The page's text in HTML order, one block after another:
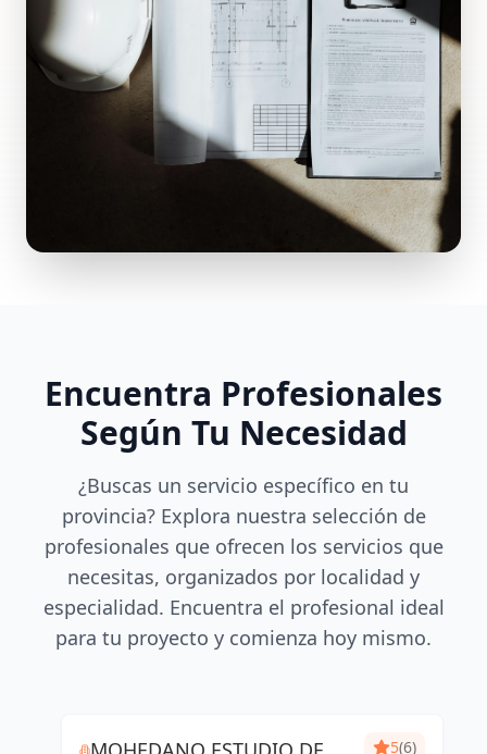
Encuentra Profesionales
Según Tu Necesidad
¿Buscas un servicio específico en tu
provincia? Explora nuestra selección de
profesionales que ofrecen los servicios que
necesitas, organizados por localidad y
especialidad. Encuentra el profesional ideal
para tu proyecto y comienza hoy mismo.
5(6)